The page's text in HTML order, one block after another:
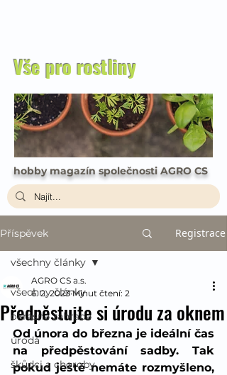
Vše pro rostliny
hobby magazín společnosti AGRO CS
Příspěvek Registrace
všechny články
okrasná zahrada
úroda
škůdci a choroby
všechny články
Předpěstujte si úrodu za oknem
AGRO CS a.s.
6. 2. 2023 Minut čtení: 2
Od února do března je ideální čas
na předpěstování sadby. Tak
pokud ještě nemáte rozmyšleno,